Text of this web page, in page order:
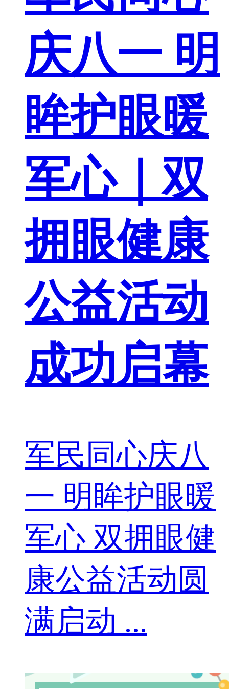
庆八一 明
眸护眼暖
军心｜双
拥眼健康
公益活动
成功启幕
军民同心庆八
一 明眸护眼暖
军心 双拥眼健
康公益活动圆
满启动 ...